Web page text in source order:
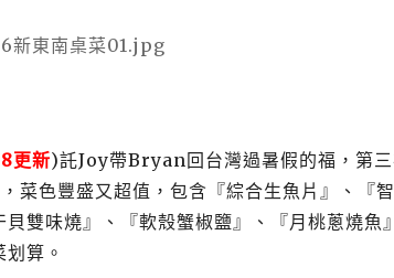
更新)託Joy帶Bryan回台灣過暑假的福，第
菜色豐盛又超值，包含『綜合生魚片』、『
貝雙味燒』、『軟殼蟹椒鹽』、『月桃蔥燒
算。